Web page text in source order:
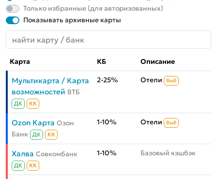
Только избранные (для авторизованных)
Показывать архивные карты
Карта КБ Описание
Мультикарта / Карта
возможностей ВТБ
ДК КК
2-25% Отели Выб
Ozon Карта Озон
Банк
ДК КК
1-10% Отели Выб
Халва Совкомбанк
ДК КК
1-10% Базовый кэшбэк